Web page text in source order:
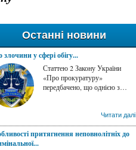
Останні новини
злочини у сфері обігу...
Статтею 2 Закону України
«Про прокуратуру»
передбачено, що однією з…
Читати далі
притягнення неповнолітніх до